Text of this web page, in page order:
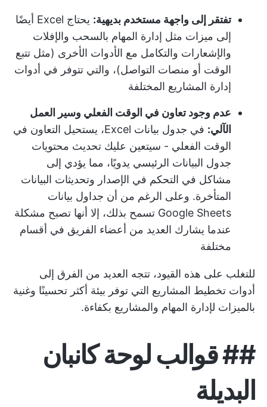
تفتقر إلى واجهة مستخدم بديهية:
يحتاج Excel أيضًا
إلى ميزات مثل إدارة المهام بالسحب والإفلات
والإشعارات والتكامل مع الأدوات الأخرى (مثل تتبع
الوقت أو منصات التواصل)، والتي تتوفر في أدوات
إدارة المشاريع المختلفة
عدم وجود تعاون في الوقت الفعلي وسير العمل
الآلي:
في جدول بيانات Excel، يستحيل التعاون في
الوقت الفعلي - سيتعين عليك تحديث محتويات
جدول البيانات الرئيسي يدويًا، مما يؤدي إلى
مشاكل في التحكم في الإصدار وتحديثات البيانات
المتأخرة. وعلى الرغم من أن جداول بيانات
Google Sheets تسمح بذلك، إلا أنها تصبح مشكلة
عندما يشارك العديد من أعضاء الفريق في أقسام
مختلفة
للتغلب على هذه القيود، تتجه العديد من الفرق إلى
أدوات تخطيط المشاريع التي توفر بيئة أكثر تحسينًا وغنية
بالميزات لإدارة المهام والمشاريع بكفاءة.
##قوالب لوحة كانبان
البديلة